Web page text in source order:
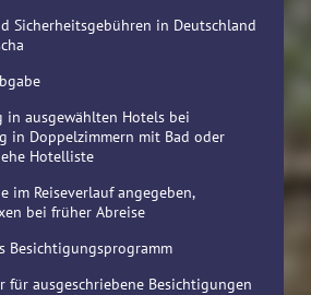
Sicherheitsgebühren in Deutschland
in ausgewählten Hotels bei
in Doppelzimmern mit Bad oder
Hotelliste
im Reiseverlauf angegeben,
bei früher Abreise
Besichtigungsprogramm
für ausgeschriebene Besichtigungen